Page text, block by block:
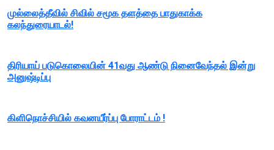
முல்லைத்தீவில் சிவில் சமூக தளத்தை பாதுகாக்க
கலந்துரையாடல்!
திரியாய் படுகொலையின் 41வது ஆண்டு நினைவேந்தல் இன்று
அனுஷ்டிப்பு
கிளிநொச்சியில் கவனயீர்ப்பு போராட்டம் !